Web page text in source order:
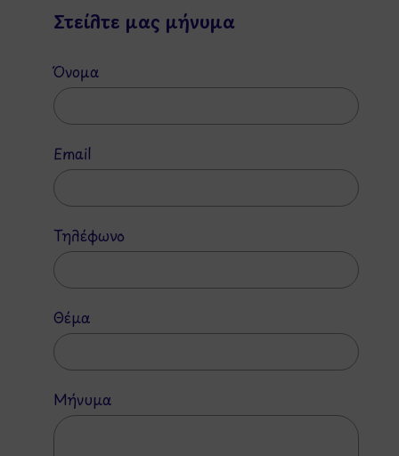
Στείλτε μας μήνυμα
Όνομα
Email
Τηλέφωνο
Θέμα
Μήνυμα